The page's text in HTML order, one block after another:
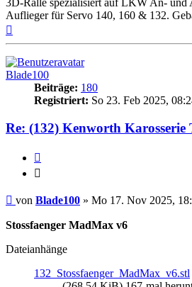
3D-Ralle spezialisiert auf LKW An- und
Auflieger für Servo 140, 160 & 132.
Blade100
Beiträge: 180
Registriert: So 23. Feb 2025,
Re: (132) Kenworth Karosserie
Beitrag
von Blade100 » Mo 17. Nov 2025,
Stossfaenger MadMax v6
Dateianhänge
132_Stossfaenger_MadMax_v6.stl